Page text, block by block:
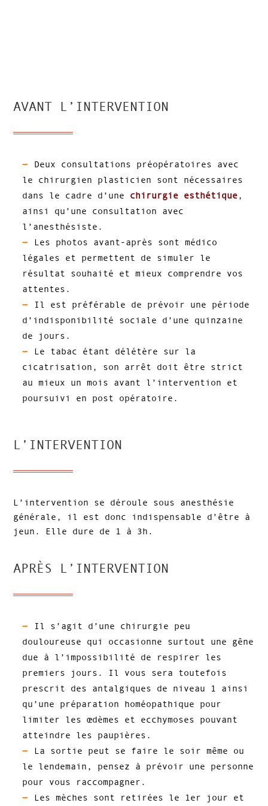
AVANT L’INTERVENTION
Deux consultations préopératoires avec
le chirurgien plasticien sont nécessaires
dans le cadre d’une chirurgie esthétique,
ainsi qu’une consultation avec
l’anesthésiste.
Les photos avant-après sont médico
légales et permettent de simuler le
résultat souhaité et mieux comprendre vos
attentes.
Il est préférable de prévoir une période
d’indisponibilité sociale d’une quinzaine
de jours.
Le tabac étant délétère sur la
cicatrisation, son arrêt doit être strict
au mieux un mois avant l’intervention et
poursuivi en post opératoire.
L’INTERVENTION
L’intervention se déroule sous anesthésie
générale, il est donc indispensable d’être à
jeun. Elle dure de 1 à 3h.
APRÈS L’INTERVENTION
Il s’agit d’une chirurgie peu
douloureuse qui occasionne surtout une gêne
due à l’impossibilité de respirer les
premiers jours. Il vous sera toutefois
prescrit des antalgiques de niveau 1 ainsi
qu’une préparation homéopathique pour
limiter les œdèmes et ecchymoses pouvant
atteindre les paupières.
La sortie peut se faire le soir même ou
le lendemain, pensez à prévoir une personne
pour vous raccompagner.
Les mèches sont retirées le 1er jour et